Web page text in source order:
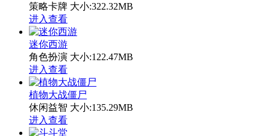
策略卡牌 大小:322.32MB
进入查看
迷你西游
角色扮演 大小:122.47MB
进入查看
植物大战僵尸
休闲益智 大小:135.29MB
进入查看